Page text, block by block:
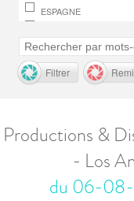
ESPAGNE
FRANCE
GRÈCE
HONGRIE
JAPON
LUXEMBOURG
MACÉDOINE,
MONACO
Filtrer
Productions &
- Los
du 06-